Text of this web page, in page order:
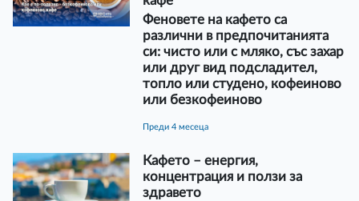
Феновете на кафето са
различни в предпочитанията
си: чисто или с мляко, със захар
или друг вид подсладител,
топло или студено, кофеиново
или безкофеиново
преди 4 месеца
Кафето – енергия,
концентрация и ползи за
здравето